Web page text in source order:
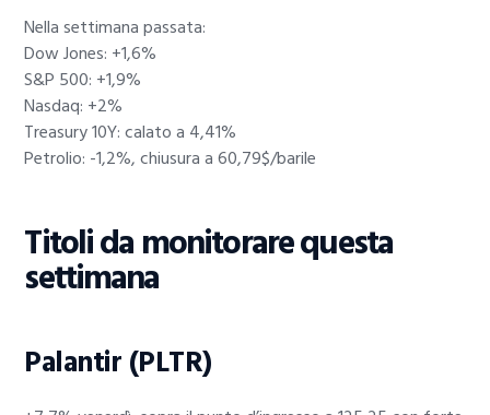
Nella settimana passata:
Dow Jones: +1,6%
S&P 500: +1,9%
Nasdaq: +2%
Treasury 10Y: calato a 4,41%
Petrolio: -1,2%, chiusura a 60,79$/barile
Titoli da monitorare questa
settimana
Palantir (PLTR)